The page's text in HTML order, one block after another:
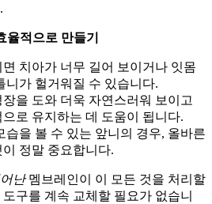
율적으로 만들기
치아가 너무 길어 보이거나 잇몸
니가 헐거워질 수 있습니다.
을 도와 더욱 자연스러워 보이고
로 유지하는 데 도움이 됩니다.
습을 볼 수 있는 앞니의 경우, 올바른
정말 중요합니다.
난멤브레인이 이 모든 것을 처리할
구를 계속 교체할 필요가 없습니